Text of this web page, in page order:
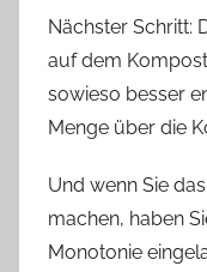
Nächster Schritt:
auf dem
sowieso besser
Menge über die
Und wenn Sie
machen, haben
Monotonie